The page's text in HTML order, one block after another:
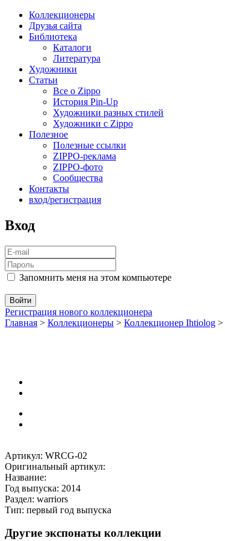
Коллекционеры
Друзья сайта
Библиотека
Каталоги
Литература
Художники
Статьи
Все о Zippo
История Pin-Up
Художники разных стилей
Художники с Zippo
Полезное
Полезные ссылки
ZIPPO-реклама
ZIPPO-фото
Сообщества
Контакты
вход/регистрация
Вход
Запомнить меня на этом компьютере
Регистрация нового коллекционера
Главная > Коллекционеры > Коллекционер Ihtiolog >
Артикул: WRCG-02
Оригинальный артикул:
Название:
Год выпуска: 2014
Раздел: warriors
Тип: первый год выпуска
Другие экспонаты коллекции